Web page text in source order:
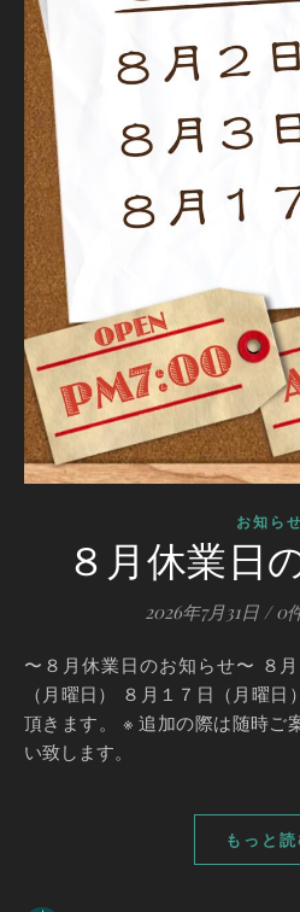
お知らせ
８月休業日
2026年7月31日 / 0
〜８月休業日のお知らせ〜 ８月２日（日曜日） ８月３日
（月曜日） ８月１７日（月曜
頂きます。 ※ 追加の際は随時ご
い致します。
もっと読